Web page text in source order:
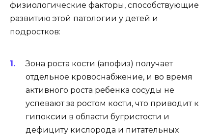
физиологические факторы, способствующие
развитию этой патологии у детей и
подростков:
Зона роста кости (апофиз) получает
отдельное кровоснабжение, и во время
активного роста ребенка сосуды не
успевают за ростом кости, что приводит к
гипоксии в области бугристости и
дефициту кислорода и питательных